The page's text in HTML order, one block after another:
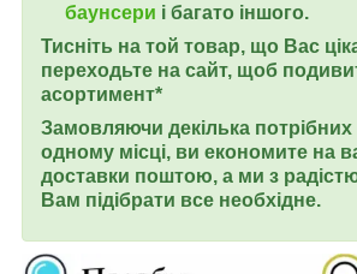
баунсери і багато іншого.
Тисніть на той товар, що Вас
переходьте на сайт, щоб
асортимент*
Замовляючи декілька
одному місці, ви економите на
доставки поштою, а ми з
Вам підібрати все необхідне.